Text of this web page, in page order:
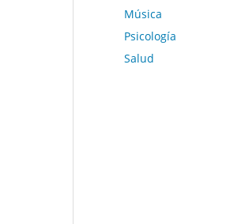
Música
Psicología
Salud